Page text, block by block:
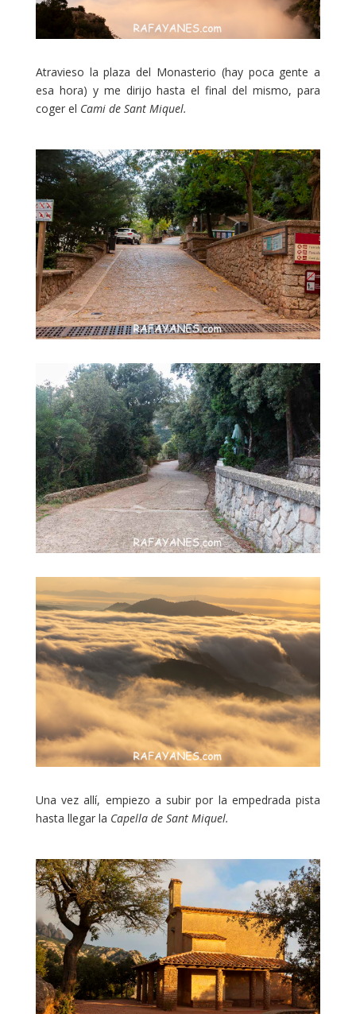
Atravieso la plaza del Monasterio (hay poca gente a
esa hora) y me dirijo hasta el final del mismo, para
coger el Cami de Sant Miquel.
Una vez allí, empiezo a subir por la empedrada pista
hasta llegar la Capella de Sant Miquel.